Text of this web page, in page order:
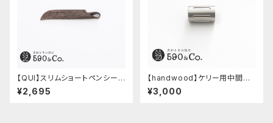
【QUI】スリムショートペンシー
ス・クードゥー (ストーン)
¥2,695
【handwood】ケリー用中間パ
ーツ/カスタムグリップ (縦溝/ス
テンレス)
¥3,000